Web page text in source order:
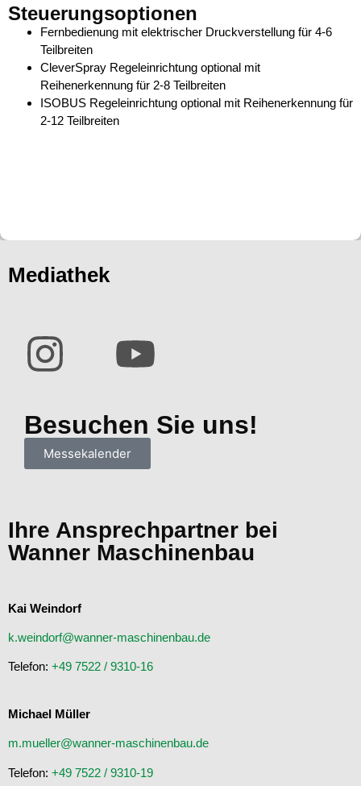
Steuerungsoptionen
Fernbedienung mit elektrischer Druckverstellung für 4-6
Teilbreiten
CleverSpray Regeleinrichtung optional mit
Reihenerkennung für 2-8 Teilbreiten
ISOBUS Regeleinrichtung optional mit Reihenerkennung für
2-12 Teilbreiten
Mediathek
Besuchen Sie uns!
Messekalender
Ihre Ansprechpartner bei
Wanner Maschinenbau
Kai Weindorf
k.weindorf@wanner-maschinenbau.de
Telefon: +49 7522 / 9310-16
Michael Müller
m.mueller@wanner-maschinenbau.de
Telefon: +49 7522 / 9310-19